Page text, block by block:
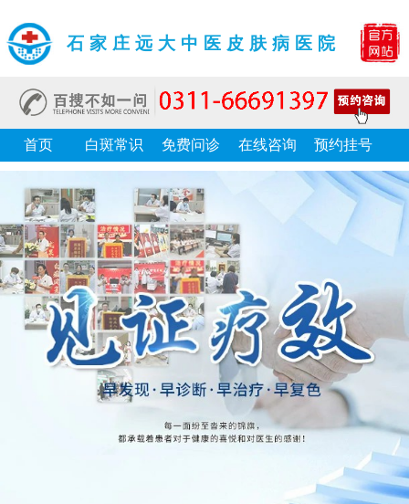
石家庄远大中医皮肤病医院
首页 白斑常识 免费问诊 在线咨询 预约挂号